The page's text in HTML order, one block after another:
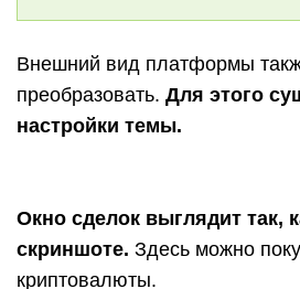
Внешний вид платформы
преобразовать. Для этого
настройки темы.
Окно сделок выглядит так,
скриншоте. Здесь можно
криптовалюты.